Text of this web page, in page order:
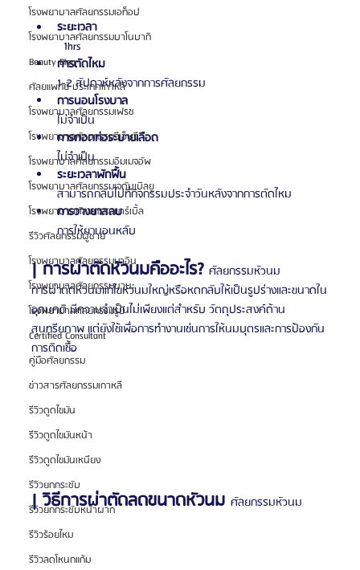
โรงพยาบาลศัลยกรรมเอท็อป
โรงพยาบาลศัลยกรรมบาโนบากิ
Beauty Blog
ศัลยแพทย์ ประเทศเกาหลี
โรงพยาบาลศัลยกรรมเฟรช
โรงพยาบาลศัลยกรรมจีเอ็นจี
โรงพยาบาลศัลยกรรมอิมเมจอัพ
โรงพยาบาลศัลยกรรมเจดับเบิลยู
โรงพยาบาลศัลยกรรมมาร์เบิ้ล
รีวิวศัลยกรรมผู้ชาย
โรงพยาบาลศัลยกรรมมาอิน
โรงพยาบาลศัลยกรรมนานะ
โรงพยาบาลศัลยกรรมรูบี
Certified Consultant
คู่มือศัลยกรรม
ข่าวสารศัลยกรรมเกาหลี
รีวิวดูดไขมัน
รีวิวดูดไขมันหน้า
รีวิวดูดไขมันเหนียง
รีวิวยกกระชับ
รีวิวยกกระชับหน้าผาก
รีวิวร้อยไหม
รีวิวลดโหนกแก้ม
ระยะเวลา
	1hrs
การตัดไหม
1~2 สัปดาห์หลังจากการศัลยกรรม
การนอนโรงบาล
ไม่จำเป็น
การถอดท่อระบายเลือด
ไม่จำเป็น
ระยะเวลาพักฟื้น
สามารถกลับไปที่กิจกรรมประจำวันหลังจากการตัดไหม
การวางยาสลบ
การให้ยานอนหลับ
| การผ่าตัดหัวนมคืออะไร? ศัลยกรรมหัวนม
การผ่าตัดหัวนมแก้ไขหัวนมใหญ่หรือหดกลับให้เป็นรูปร่างและขนาดใน
อุดมคติ มีความจำเป็นไม่เพียงแต่สำหรับ วัตถุประสงค์ด้าน
สุนทรียภาพ แต่ยังใช้เพื่อการทำงานเช่นการให้นมบุตรและการป้องกัน
การติดเชื้อ
| วิธีการผ่าตัดลดขนาดหัวนม ศัลยกรรมหัวนม